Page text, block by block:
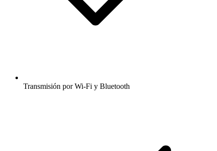
Transmisión por Wi-Fi y Bluetooth